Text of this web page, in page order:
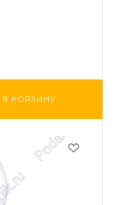
В КОРЗИНУ